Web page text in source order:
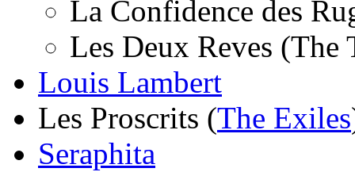
La Confidence des
Les Deux Reves (The
Louis Lambert
Les Proscrits (The Exiles
Seraphita